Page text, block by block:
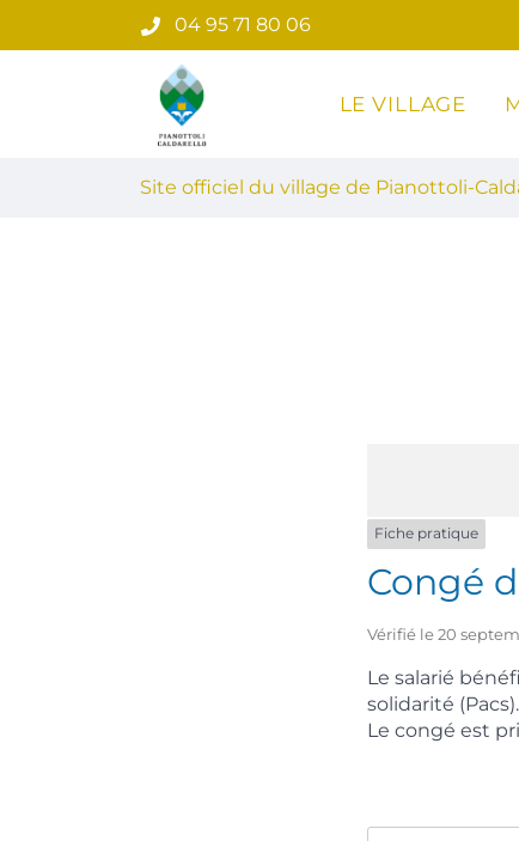
au
04 95 71 80 06
Site officiel du village de
LE VILLAGE
Site officiel du village de Pianottoli-
Fiche pratique
Congé
Vérifié le 20
Le salarié
solidarité
Le congé est